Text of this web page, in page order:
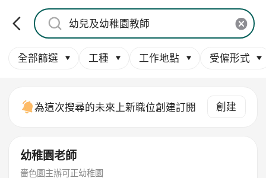
全部篩選 工種 工作地點 受僱形式
為這次搜尋的未來上新職位創建訂閱 創建
幼稚園老師
嗇色園主辦可正幼稚園